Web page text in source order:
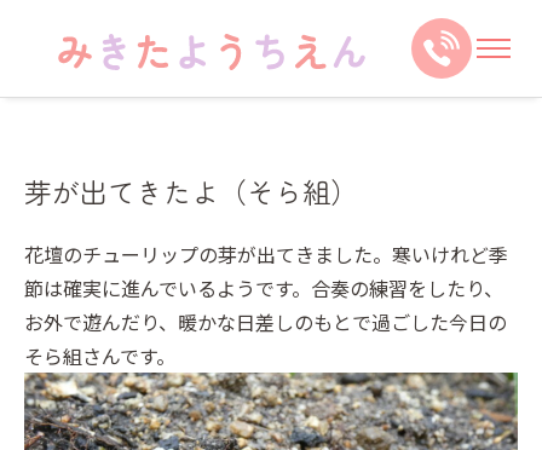
芽が出てきたよ（そら組）
花壇のチューリップの芽が出てきました。寒いけれど季
節は確実に進んでいるようです。合奏の練習をしたり、
お外で遊んだり、暖かな日差しのもとで過ごした今日の
そら組さんです。